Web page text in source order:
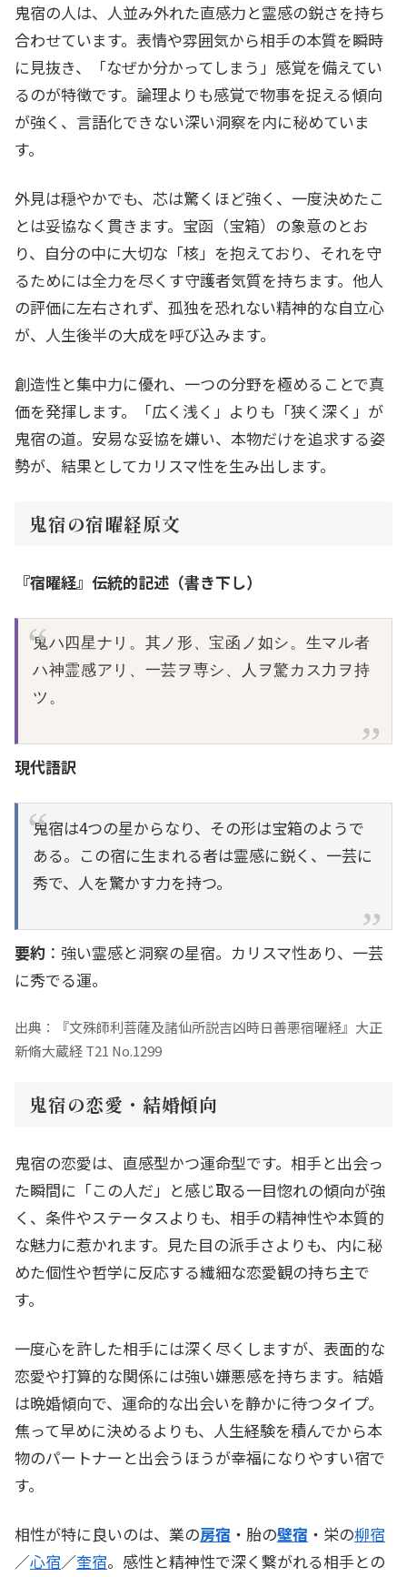
鬼宿の人は、人並み外れた直感力と霊感の鋭さを持ち
合わせています。表情や雰囲気から相手の本質を瞬時
に見抜き、「なぜか分かってしまう」感覚を備えてい
るのが特徴です。論理よりも感覚で物事を捉える傾向
が強く、言語化できない深い洞察を内に秘めていま
す。
外見は穏やかでも、芯は驚くほど強く、一度決めたこ
とは妥協なく貫きます。宝函（宝箱）の象意のとお
り、自分の中に大切な「核」を抱えており、それを守
るためには全力を尽くす守護者気質を持ちます。他人
の評価に左右されず、孤独を恐れない精神的な自立心
が、人生後半の大成を呼び込みます。
創造性と集中力に優れ、一つの分野を極めることで真
価を発揮します。「広く浅く」よりも「狭く深く」が
鬼宿の道。安易な妥協を嫌い、本物だけを追求する姿
勢が、結果としてカリスマ性を生み出します。
鬼宿の宿曜経原文
『宿曜経』伝統的記述（書き下し）
鬼ハ四星ナリ。其ノ形、宝函ノ如シ。生マル者
ハ神霊感アリ、一芸ヲ専シ、人ヲ驚カス力ヲ持
ツ。
現代語訳
鬼宿は4つの星からなり、その形は宝箱のようで
ある。この宿に生まれる者は霊感に鋭く、一芸に
秀で、人を驚かす力を持つ。
要約 ：強い霊感と洞察の星宿。カリスマ性あり、一芸
に秀でる運。
出典：『文殊師利菩薩及諸仙所説吉凶時日善悪宿曜経』大正
新脩大蔵経 T21 No.1299
鬼宿の恋愛・結婚傾向
鬼宿の恋愛は、直感型かつ運命型です。相手と出会っ
た瞬間に「この人だ」と感じ取る一目惚れの傾向が強
く、条件やステータスよりも、相手の精神性や本質的
な魅力に惹かれます。見た目の派手さよりも、内に秘
めた個性や哲学に反応する繊細な恋愛観の持ち主で
す。
一度心を許した相手には深く尽くしますが、表面的な
恋愛や打算的な関係には強い嫌悪感を持ちます。結婚
は晩婚傾向で、運命的な出会いを静かに待つタイプ。
焦って早めに決めるよりも、人生経験を積んでから本
物のパートナーと出会うほうが幸福になりやすい宿で
す。
相性が特に良いのは、業の房宿 ・胎の壁宿 ・栄の柳宿
／心宿／奎宿。感性と精神性で深く繋がれる相手との